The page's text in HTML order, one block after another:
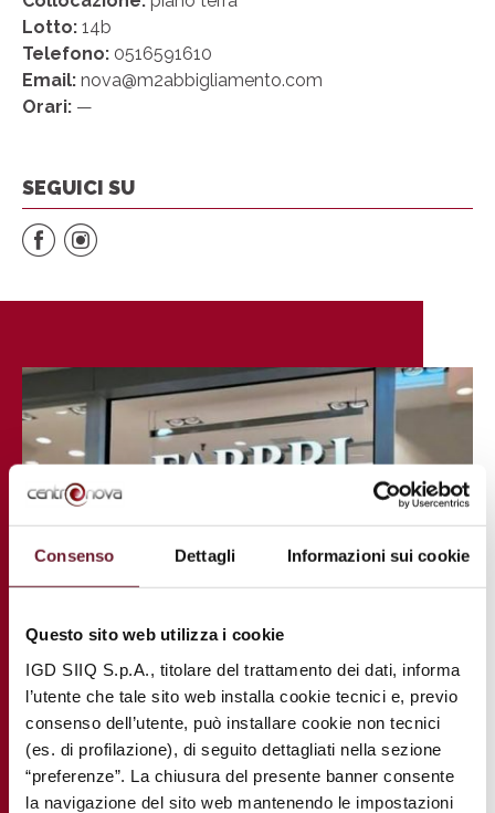
Consenso Dettagli Informazioni sui cookie
Questo sito web utilizza i cookie
IGD SIIQ S.p.A., titolare del trattamento dei dati, informa
l’utente che tale sito web installa cookie tecnici e, previo
consenso dell’utente, può installare cookie non tecnici
(es. di profilazione), di seguito dettagliati nella sezione
“preferenze”. La chiusura del presente banner consente
la navigazione del sito web mantenendo le impostazioni
Lotto: 14b
Telefono: 0516591610
Email: nova@m2abbigliamento.com
Orari: —
SEGUICI SU